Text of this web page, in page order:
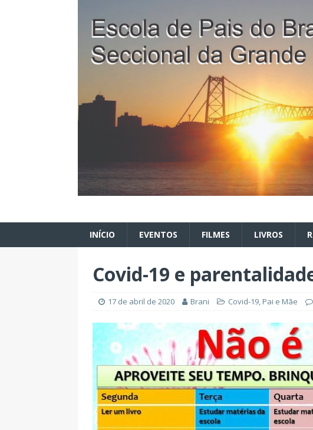
INÍCIO EVENTOS FILMES LIVROS
Covid-19 e
17 de abril de 2020 Brani Covid-19, Pai e Mãe